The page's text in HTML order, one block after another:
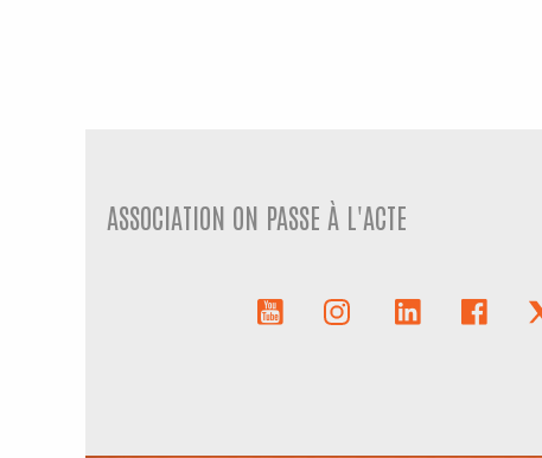
ASSOCIATION ON PASSE À L'ACTE